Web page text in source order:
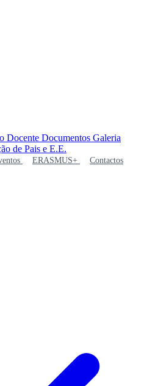
Docente Documentos Galeria
de Pais e E.E.
ERASMUS+ Contactos